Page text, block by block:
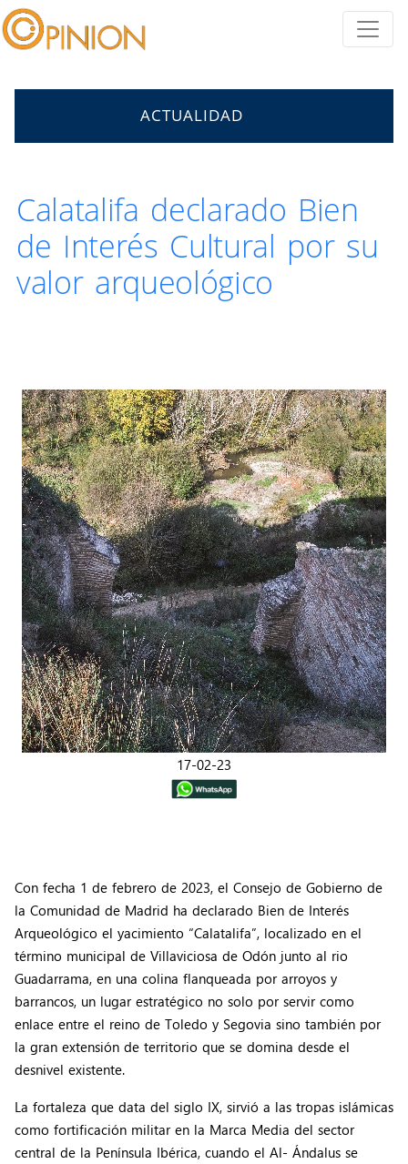
ACTUALIDAD
Calatalifa declarado Bien
de Interés Cultural por su
valor arqueológico
17-02-23
Con fecha 1 de febrero de 2023, el Consejo de Gobierno de
la Comunidad de Madrid ha declarado Bien de Interés
Arqueológico el yacimiento “Calatalifa”, localizado en el
término municipal de Villaviciosa de Odón junto al rio
Guadarrama, en una colina flanqueada por arroyos y
barrancos, un lugar estratégico no solo por servir como
enlace entre el reino de Toledo y Segovia sino también por
la gran extensión de territorio que se domina desde el
desnivel existente.
La fortaleza que data del siglo IX, sirvió a las tropas islámicas
como fortificación militar en la Marca Media del sector
central de la Península Ibérica, cuando el Al- Ándalus se